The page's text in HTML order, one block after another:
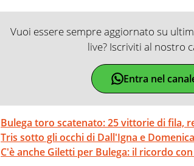
Vuoi essere sempre aggiornato su
live? Iscriviti al nostro
Entra nel
Bulega toro scatenato: 25 vittorie di fila,
Tris sotto gli occhi di Dall'Igna e
C'è anche Giletti per Bulega: il ricordo